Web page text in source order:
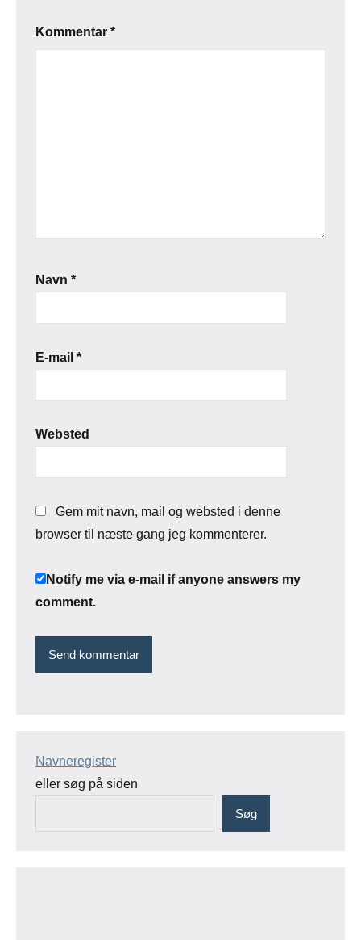
Kommentar *
Navn *
E-mail *
Websted
Gem mit navn, mail og websted i denne
browser til næste gang jeg kommenterer.
Notify me via e-mail if anyone answers my
comment.
Navneregister
eller søg på siden
Søg